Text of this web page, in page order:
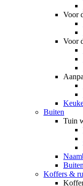
Voor
Voor
Buiten
Tuin
Koffers &